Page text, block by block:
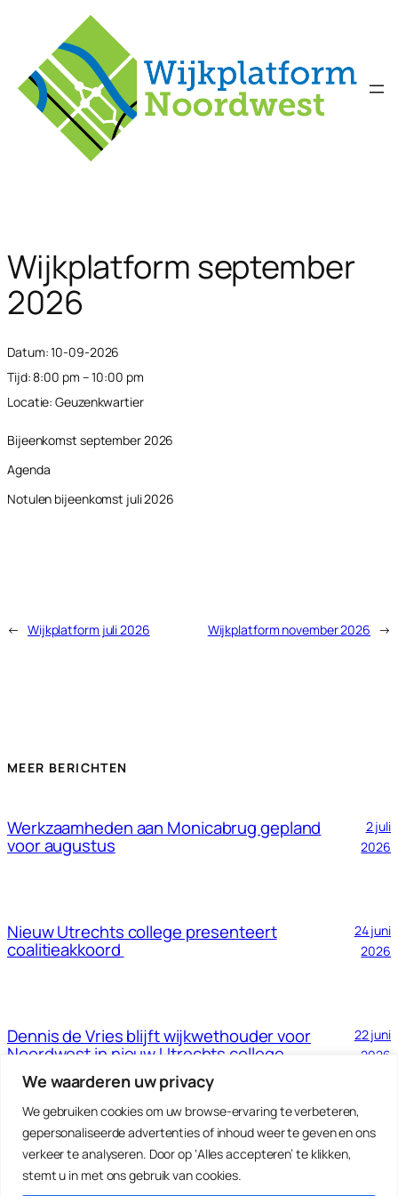
We waarderen uw privacy
We gebruiken cookies om uw browse-ervaring te verbeteren,
gepersonaliseerde advertenties of inhoud weer te geven en ons
verkeer te analyseren. Door op ‘Alles accepteren’ te klikken,
stemt u in met ons gebruik van cookies.
inhoud
Wijkplatform september
2026
Datum:10-09-2026
Tijd:8:00 pm – 10:00 pm
Locatie:Geuzenkwartier
Bijeenkomst september 2026
Agenda
Notulen bijeenkomst juli 2026
← Wijkplatform juli 2026 Wijkplatform november 2026 →
MEER BERICHTEN
Werkzaamheden aan Monicabrug gepland
voor augustus
2 juli
2026
Nieuw Utrechts college presenteert
coalitieakkoord
24 juni
2026
Dennis de Vries blijft wijkwethouder voor
Noordwest in nieuw Utrechts college
22 juni
2026
Nieuwe website voor hulp bij geldzaken 28 mei 2026